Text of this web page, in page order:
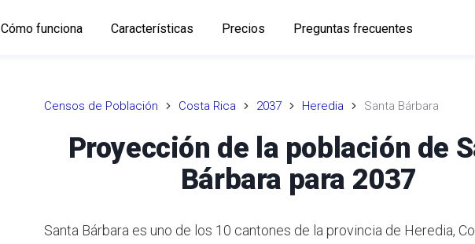
Cómo funciona Características Precios Preguntas frecuentes
Censos de Población Costa Rica 2037 Heredia Santa Bárbara
Proyección de la población de
Bárbara para 2037
Santa Bárbara es uno de los 10 cantones de la provincia de Heredia,